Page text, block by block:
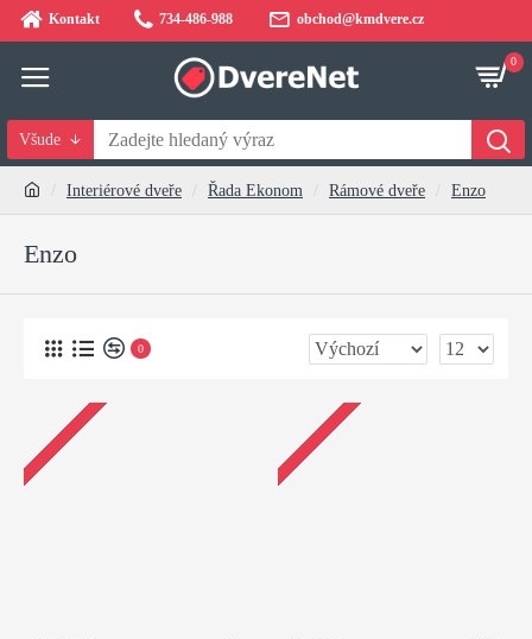
Kontakt 734-486-988 obchod@kmdvere.cz
0
Všude
Interiérové dveře Řada Ekonom Rámové dveře Enzo
Enzo
0